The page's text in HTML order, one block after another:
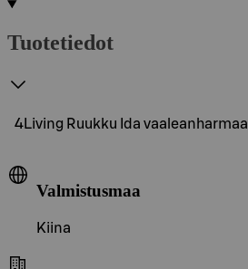
Tuotetiedot
4Living Ruukku Ida vaaleanharmaa
Valmistusmaa
Kiina